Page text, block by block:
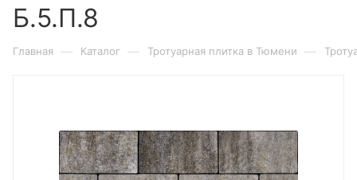
Б.5.П.8
Главная — Каталог — Тротуарная плитка в Тюмени —